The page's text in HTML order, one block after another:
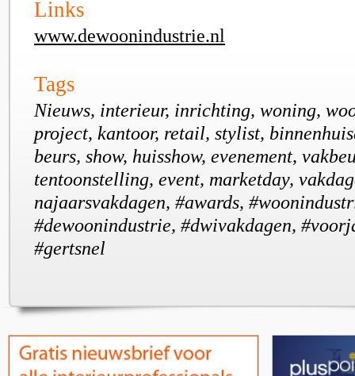
Links
www.dewoonindustrie.nl
Tags
Nieuws, interieur, inrichting, woning,
project, kantoor, retail, stylist,
beurs, show, huisshow, evenement,
tentoonstelling, event, marketday,
najaarsvakdagen, #awards,
#dewoonindustrie, #dwivakdagen,
#gertsnel